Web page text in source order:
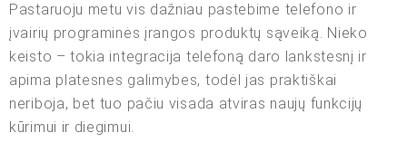
Pastaruoju metu vis dažniau pastebime telefono ir
įvairių programinės įrangos produktų sąveiką. Nieko
keisto – tokia integracija telefoną daro lankstesnį ir
apima platesnes galimybes, todėl jas praktiškai
neriboja, bet tuo pačiu visada atviras naujų funkcijų
kūrimui ir diegimui.